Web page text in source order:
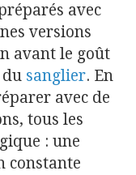
avec
versions
avant le goût
sanglier. En
avec de
tous les
: une
constante